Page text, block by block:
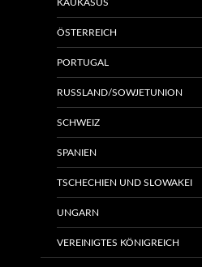
KAUKASUS
ÖSTERREICH
PORTUGAL
RUSSLAND/SOWJETUNION
SCHWEIZ
SPANIEN
TSCHECHIEN UND SLOWAKEI
UNGARN
VEREINIGTES KÖNIGREICH